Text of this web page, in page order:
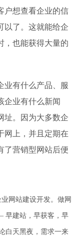
户想查看企业的信
以了。这就能给企
，也能获得大量的
业有什么产品、服
企业有什么新闻
址。因为大多数企
网上，并且定期在
了营销型网站后便
网站建设开发。做网
早建站，早获客，早
白天黑夜，需求一来